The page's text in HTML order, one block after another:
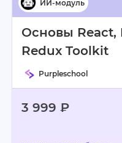
Основы React,
Redux Toolkit
Purpleschool
3 999 ₽